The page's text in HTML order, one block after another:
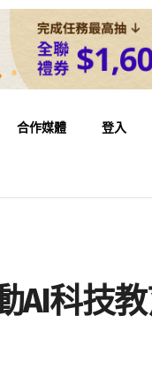
合作媒體 登入
AI科技